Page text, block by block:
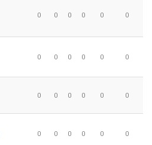
0 0 0 0 0 0
0 0 0 0 0 0
0 0 0 0 0 0
0 0 0 0 0 0